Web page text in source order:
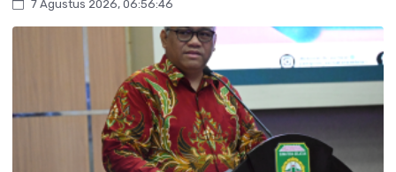
7 Agustus 2026, 06:56:46